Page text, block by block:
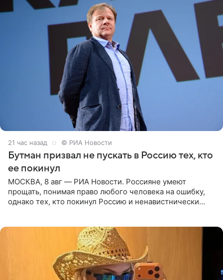
21 час назад © РИА Новости
Бутман призвал не пускать в Россию тех, кто
ее покинул
МОСКВА, 8 авг — РИА Новости. Россияне умеют
прощать, понимая право любого человека на ошибку,
однако тех, кто покинул Россию и ненавистнически